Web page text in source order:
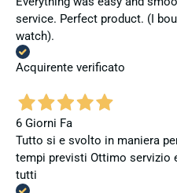
service. Perfect product. (I
watch).
Acquirente verificato
6 Giorni Fa
Tutto si e svolto in maniera
tempi previsti Ottimo servizio
tutti